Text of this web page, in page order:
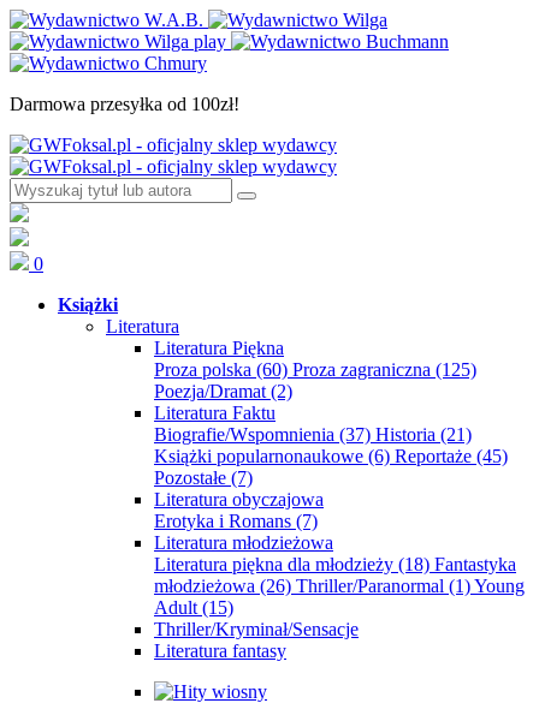
Darmowa przesyłka od 100zł!
0
Książki
Literatura
Literatura Piękna
Proza polska (60) Proza zagraniczna (125)
Poezja/Dramat (2)
Literatura Faktu
Biografie/Wspomnienia (37) Historia (21)
Książki popularnonaukowe (6) Reportaże (45)
Pozostałe (7)
Literatura obyczajowa
Erotyka i Romans (7)
Literatura młodzieżowa
Literatura piękna dla młodzieży (18) Fantastyka
młodzieżowa (26) Thriller/Paranormal (1)Young
Adult (15)
Thriller/Kryminał/Sensacje
Literatura fantasy